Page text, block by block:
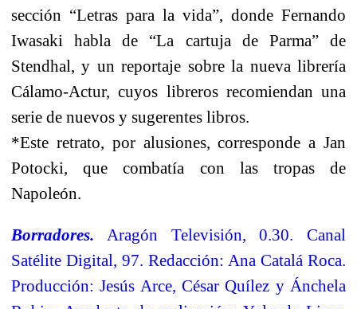
sección “Letras para la vida”, donde Fernando
Iwasaki habla de “La cartuja de Parma” de
Stendhal, y un reportaje sobre la nueva librería
Cálamo-Actur, cuyos libreros recomiendan una
serie de nuevos y sugerentes libros.
*Este retrato, por alusiones, corresponde a Jan
Potocki, que combatía con las tropas de
Napoleón.
Borradores. Aragón Televisión, 0.30. Canal
Satélite Digital, 97. Redacción: Ana Catalá Roca.
Producción: Jesús Arce, César Quílez y Ánchela